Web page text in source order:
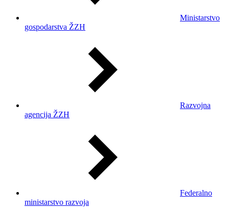
Ministarstvo
gospodarstva ŽZH
Razvojna
agencija ŽZH
Federalno
ministarstvo razvoja